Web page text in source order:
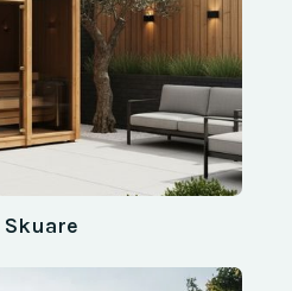
Skuare